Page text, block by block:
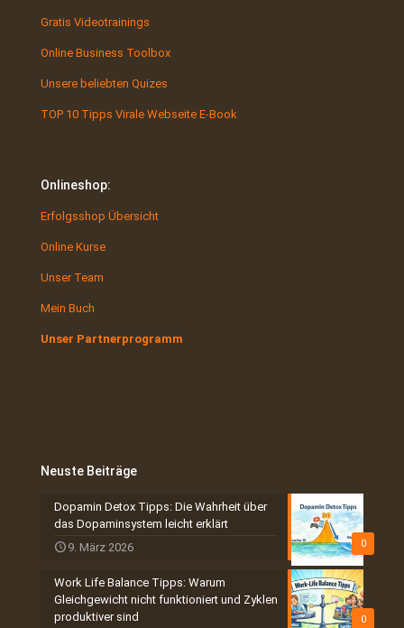
Gratis Videotrainings
Online Business Toolbox
Unsere beliebten Quizes
TOP 10 Tipps Virale Webseite E-Book
Onlineshop:
Erfolgsshop Übersicht
Online Kurse
Unser Team
Mein Buch
Unser Partnerprogramm
Neuste Beiträge
0
Dopamin Detox Tipps: Die Wahrheit über
das Dopaminsystem leicht erklärt
9. März 2026
0
Work Life Balance Tipps: Warum
Gleichgewicht nicht funktioniert und Zyklen
produktiver sind